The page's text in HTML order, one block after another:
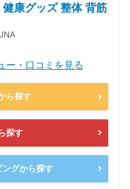
康グッズ 整体 背筋
ー・口コミを見る
ら探す
探す
グから探す